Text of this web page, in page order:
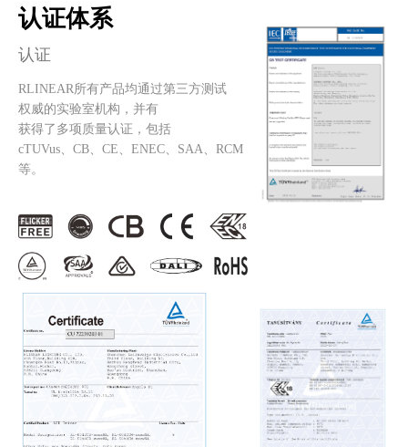
认证体系
认证
RLINEAR所有产品均通过第三方测试
权威的实验室机构，并有
获得了多项质量认证，包括
cTUVus、CB、CE、ENEC、SAA、RCM
等。